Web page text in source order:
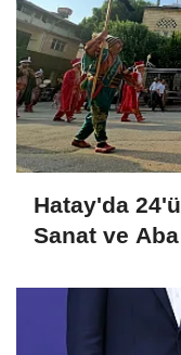
Hatay'da
Sanat ve